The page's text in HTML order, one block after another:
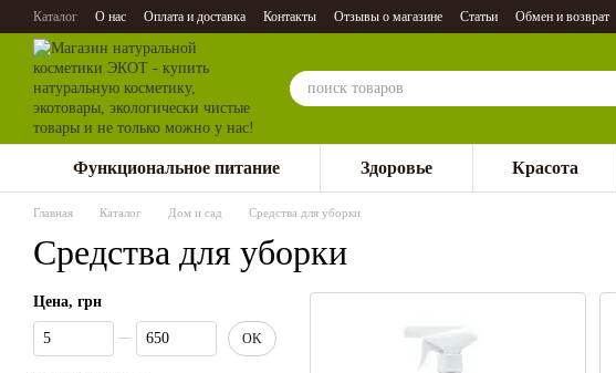
Перейти к основному контенту
Каталог О нас Оплата и доставка Контакты Отзывы о магазине Статьи Обмен и возврат
Функциональное питание Здоровье Красота
Главная Каталог Дом и сад Средства для уборки
Средства для уборки
Цена, грн
От Цена, грн
До Цена, грн
OK